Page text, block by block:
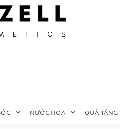
NƯỚC HOA QUÀ TẶNG